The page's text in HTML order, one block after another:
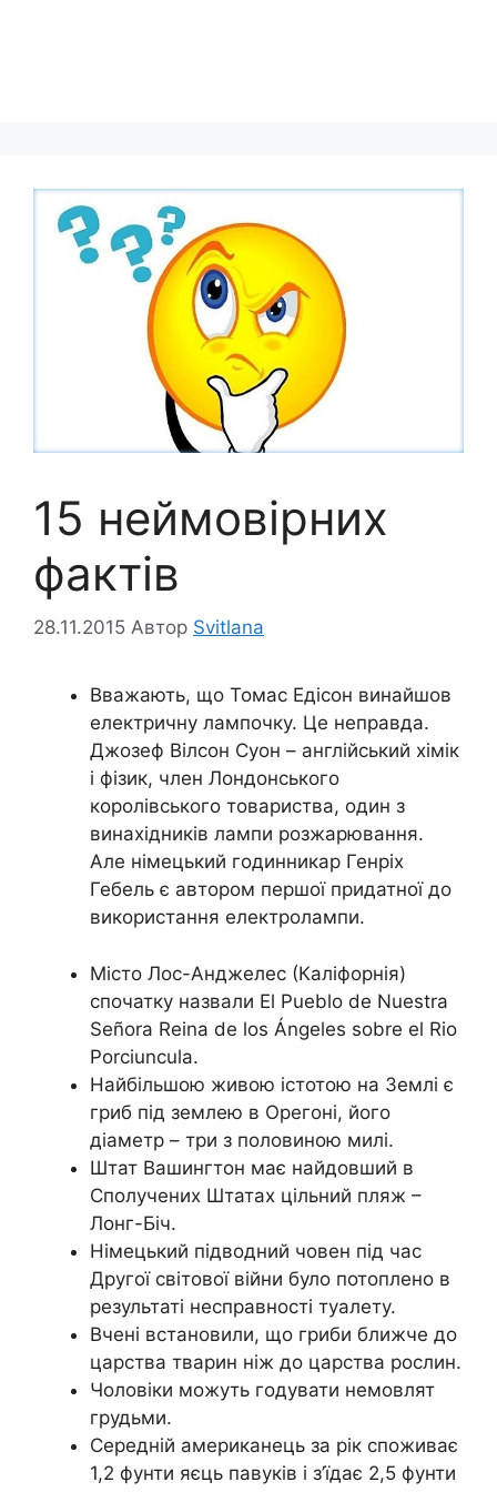
15 неймовірних
фактів
28.11.2015 Автор Svitlana
Вважають, що Томас Едісон винайшов
електричну лампочку. Це неправда.
Джозеф Вілсон Суон – англійський хімік
і фізик, член Лондонського
королівського товариства, один з
винахідників лампи розжарювання.
Але німецький годинникар Генріх
Гебель є автором першої придатної до
використання електролампи.
Місто Лос-Анджелес (Каліфорнія)
спочатку назвали El Pueblo de Nuestra
Señora Reina de los Ángeles sobre el Rio
Porciuncula.
Найбільшою живою істотою на Землі є
гриб під землею в Орегоні, його
діаметр – три з половиною милі.
Штат Вашингтон має найдовший в
Сполучених Штатах цільний пляж –
Лонг-Біч.
Німецький підводний човен під час
Другої світової війни було потоплено в
результаті несправності туалету.
Вчені встановили, що гриби ближче до
царства тварин ніж до царства рослин.
Чоловіки можуть годувати немовлят
грудьми.
Середній американець за рік споживає
1,2 фунти яєць павуків і з’їдає 2,5 фунти